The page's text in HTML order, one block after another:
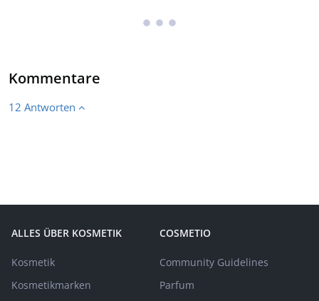
Kommentare
12 Antworten
ALLES ÜBER KOSMETIK
Kosmetik
Kosmetikmarken
COSMETIO
Community Guidelines
Parfum